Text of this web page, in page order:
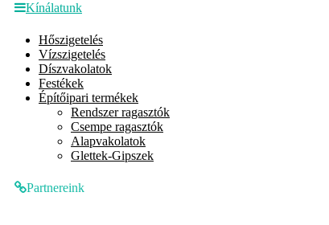
Kínálatunk
Hőszigetelés
Vízszigetelés
Díszvakolatok
Festékek
Építőipari termékek
Rendszer ragasztók
Csempe ragasztók
Alapvakolatok
Glettek-Gipszek
Partnereink